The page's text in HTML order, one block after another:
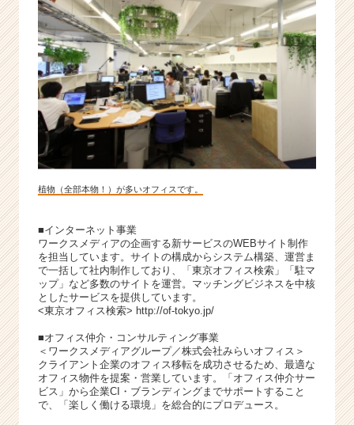
植物（全部本物！）が多いオフィスです。
■インターネット事業
ワークスメディアの企画する新サービスのWEBサイト制作
を担当しています。サイトの構成からシステム構築、運営ま
で一括して社内制作しており、「東京オフィス検索」「駐マ
ップ」など多数のサイトを運営。マッチングビジネスを中核
としたサービスを提供しています。
<東京オフィス検索> http://of-tokyo.jp/
■オフィス仲介・コンサルティング事業
＜ワークスメディアグループ／株式会社みらいオフィス＞
クライアント企業のオフィス移転を成功させるため、最適な
オフィス物件を提案・営業しています。「オフィス仲介サー
ビス」から企業CI・ブランディングまでサポートすること
で、「楽しく働ける環境」を総合的にプロデュース。